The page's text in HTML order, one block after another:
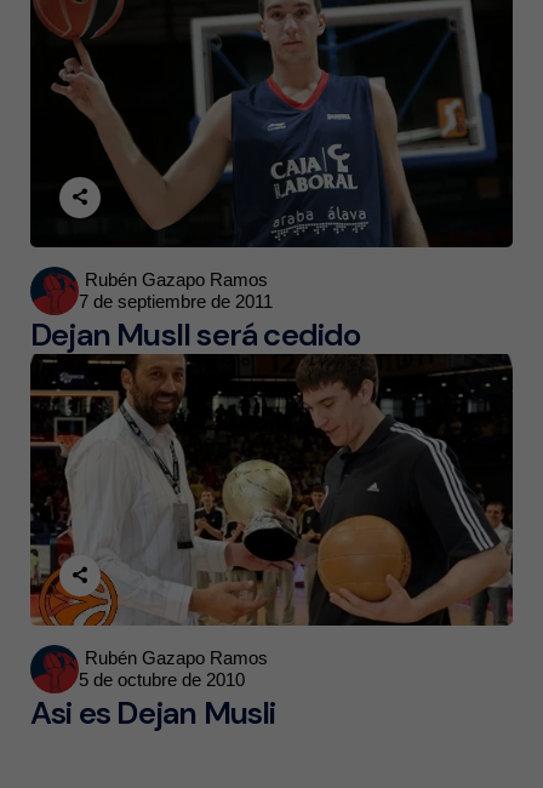
Posted
by
Rubén Gazapo Ramos
7 de septiembre de 2011
Dejan MuslI será cedido
Posted
by
Rubén Gazapo Ramos
5 de octubre de 2010
Asi es Dejan Musli